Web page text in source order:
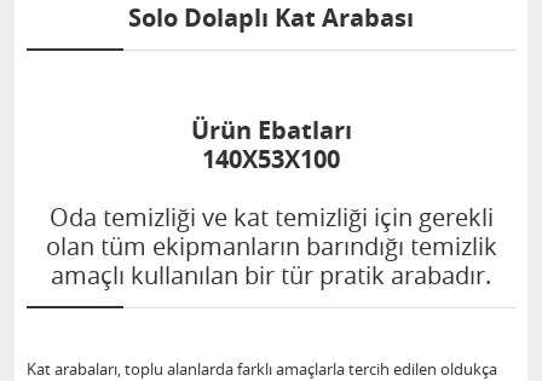
Solo Dolaplı Kat Arabası
Ürün Ebatları
140X53X100
Oda temizliği ve kat temizliği için gerekli
olan tüm ekipmanların barındığı temizlik
amaçlı kullanılan bir tür pratik arabadır.
Kat arabaları, toplu alanlarda farklı amaçlarla tercih edilen oldukça